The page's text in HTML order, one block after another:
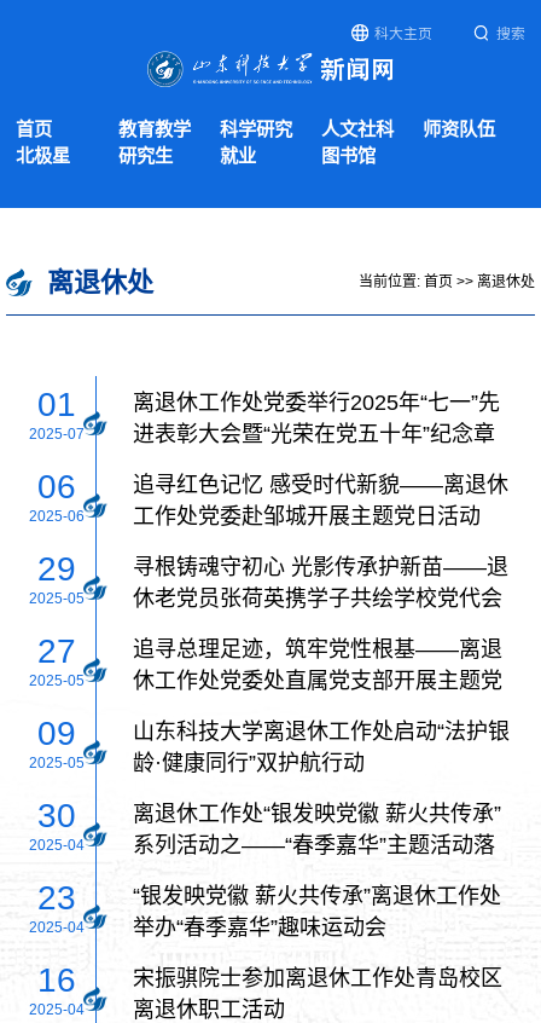
科大主页 搜索
首页 教育教学 科学研究 人文社科
师资队伍
北极星
研究生 就业 图书馆
离退休处 当前位置: 首页 >> 离退休处
01
2025-07
离退休工作处党委举行2025年“七一”先
进表彰大会暨“光荣在党五十年”纪念章
06
2025-06
追寻红色记忆 感受时代新貌——离退休
工作处党委赴邹城开展主题党日活动
29
2025-05
寻根铸魂守初心 光影传承护新苗——退
休老党员张荷英携学子共绘学校党代会
27
2025-05
追寻总理足迹，筑牢党性根基——离退
休工作处党委处直属党支部开展主题党
09
2025-05
山东科技大学离退休工作处启动“法护银
龄·健康同行”双护航行动
30
2025-04
离退休工作处“银发映党徽 薪火共传承”
系列活动之——“春季嘉华”主题活动落
23
2025-04
“银发映党徽 薪火共传承”离退休工作处
举办“春季嘉华”趣味运动会
16
2025-04
宋振骐院士参加离退休工作处青岛校区
离退休职工活动